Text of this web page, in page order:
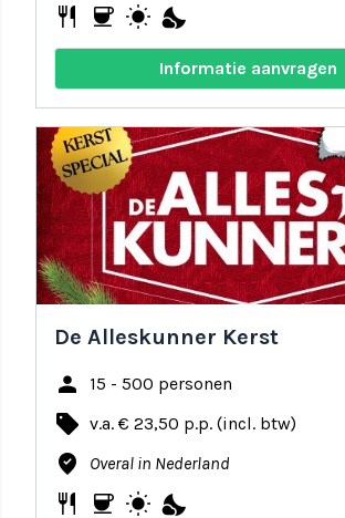
restaurant coffee wb_sunny nights_stay
Informatie aanvragen
De Alleskunner Kerst
person 15 - 500 personen
local_offer v.a. € 23,50 p.p. (incl. btw)
where_to_vote Overal in Nederland
restaurant coffee wb_sunny nights_stay